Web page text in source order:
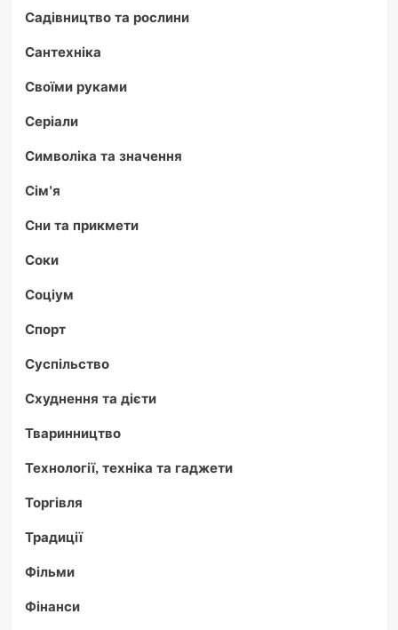
Садівництво та рослини
Сантехніка
Своїми руками
Серіали
Символіка та значення
Сім'я
Сни та прикмети
Соки
Соціум
Спорт
Суспільство
Схуднення та дієти
Тваринництво
Технології, техніка та гаджети
Торгівля
Традиції
Фільми
Фінанси